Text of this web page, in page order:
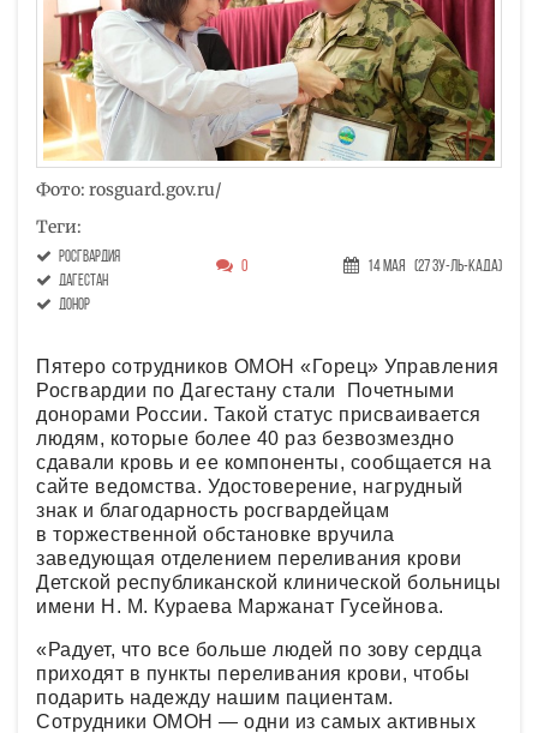
Фото: rosguard.gov.ru/
Теги:
Росгвардия
Дагестан
донор
0 14 Мая (27 Зу-ль-када)
Пятеро сотрудников ОМОН «Горец» Управления
Росгвардии по Дагестану стали Почетными
донорами России. Такой статус присваивается
людям, которые более 40 раз безвозмездно
сдавали кровь и ее компоненты, сообщается на
сайте ведомства. Удостоверение, нагрудный
знак и благодарность росгвардейцам
в торжественной обстановке вручила
заведующая отделением переливания крови
Детской республиканской клинической больницы
имени Н. М. Кураева Маржанат Гусейнова.
«Радует, что все больше людей по зову сердца
приходят в пункты переливания крови, чтобы
подарить надежду нашим пациентам.
Сотрудники ОМОН — одни из самых активных